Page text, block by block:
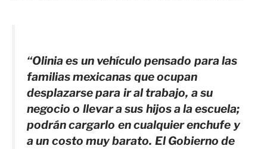
“Olinia es un vehículo pensado para las
familias mexicanas que ocupan
desplazarse para ir al trabajo, a su
negocio o llevar a sus hijos a la escuela;
podrán cargarlo en cualquier enchufe y
a un costo muy barato. El Gobierno de